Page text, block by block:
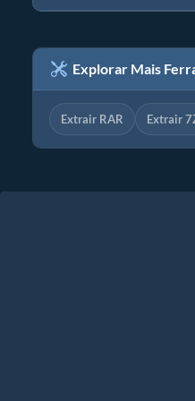
Explorar Mais
Extrair RAR Extrair